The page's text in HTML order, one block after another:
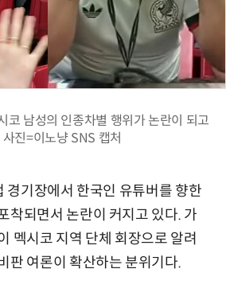
코 남성의 인종차별 행위가 논란이 되고
사진=이노냥 SNS 캡처
기장에서 한국인 유튜버를 향한
착되면서 논란이 커지고 있다. 가
멕시코 지역 단체 회장으로 알려
판 여론이 확산하는 분위기다.